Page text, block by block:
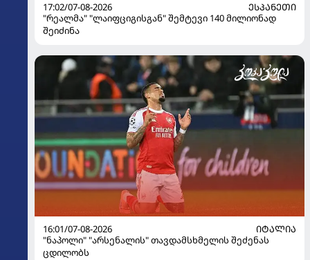
17:02/07-08-2026
ᲔᲡᲞᲐᲜᲔᲗᲘ
"რეალმა" "ლაიფციგისგან" შემტევი 140 მილიონად
შეიძინა
16:01/07-08-2026
ᲘᲢᲐᲚᲘᲐ
"ნაპოლი" "არსენალის" თავდამსხმელის შეძენას
ცდილობს